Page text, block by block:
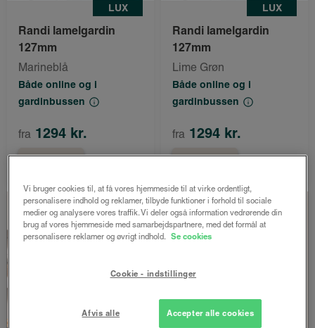
LUX
Randi lamelgardin
127mm
Marineblå
Både online og i
gardinbussen
fra 1294 kr.
Bestil nu
LUX
Randi lamelgardin
127mm
Lime Grøn
Både online og i
gardinbussen
fra 1294 kr.
Bestil nu
Vi bruger cookies til, at få vores hjemmeside til at virke ordentligt,
personalisere indhold og reklamer, tilbyde funktioner i forhold til sociale
medier og analysere vores traffik. Vi deler også information vedrørende din
brug af vores hjemmeside med samarbejdspartnere, med det formål at
personalisere reklamer og øvrigt indhold. Se cookies
Cookie - indstillinger
Afvis alle Accepter alle cookies